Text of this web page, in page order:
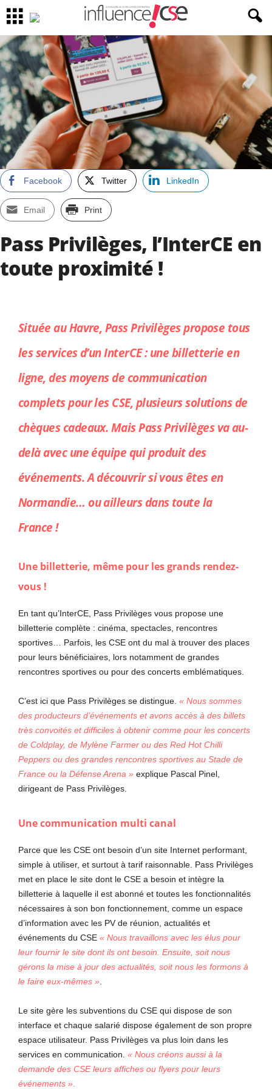
Facebook Twitter LinkedIn
Email Print
Pass Privilèges, l’InterCE en
toute proximité !
Située au Havre, Pass Privilèges propose tous
les services d’un InterCE: une billetterie en
ligne, des moyens de communication
complets pour les CSE, plusieurs solutions de
chèques cadeaux. Mais Pass Privilèges va au-
delà avec une équipe qui produit des
événements. A découvrir si vous êtes en
Normandie… ou ailleurs dans toute la
France!
Une billetterie, même pour les grands rendez-
vous !
En tant qu’InterCE, Pass Privilèges vous propose une
billetterie complète : cinéma, spectacles, rencontres
sportives… Parfois, les CSE ont du mal à trouver des places
pour leurs bénéficiaires, lors notamment de grandes
rencontres sportives ou pour des concerts emblématiques.
C’est ici que Pass Privilèges se distingue. « Nous sommes
des producteurs d’événements et avons accès à des billets
très convoités et difficiles à obtenir comme pour les concerts
de Coldplay, de Mylène Farmer ou des Red Hot Chilli
Peppers ou des grandes rencontres sportives au Stade de
France ou la Défense Arena » explique Pascal Pinel,
dirigeant de Pass Privilèges.
Une communication multi canal
Parce que les CSE ont besoin d’un site Internet performant,
simple à utiliser, et surtout à tarif raisonnable. Pass Privilèges
met en place le site dont le CSE a besoin et intègre la
billetterie à laquelle il est abonné et toutes les fonctionnalités
nécessaires à son bon fonctionnement, comme un espace
d’information avec les PV de réunion, actualités et
événements du CSE « Nous travaillons avec les élus pour
leur fournir le site dont ils ont besoin. Ensuite, soit nous
gérons la mise à jour des actualités, soit nous les formons à
le faire eux-mêmes »
Le site gère les subventions du CSE qui dispose de son
interface et chaque salarié dispose également de son propre
espace utilisateur. Pass Privilèges va plus loin dans les
services en communication. « Nous créons aussi à la
demande des CSE leurs affiches ou flyers pour leurs
événements »